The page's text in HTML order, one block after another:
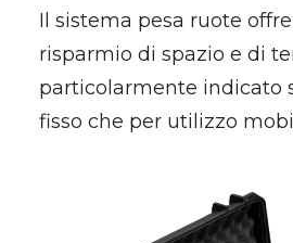
Il sistema pesa ruote
risparmio di spazio e di
particolarmente indicato
fisso che per utilizzo